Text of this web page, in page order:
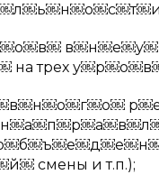
трех
смены и т.п.);